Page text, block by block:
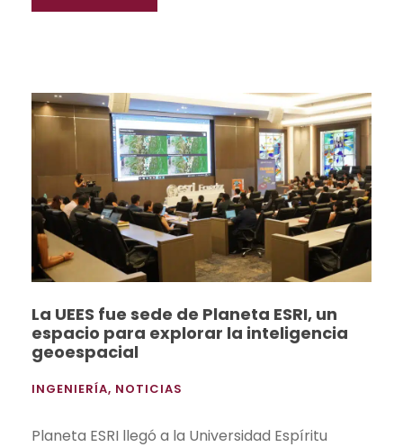
La UEES fue sede de Planeta ESRI, un
espacio para explorar la inteligencia
geoespacial
INGENIERÍA, NOTICIAS
Planeta ESRI llegó a la Universidad Espíritu